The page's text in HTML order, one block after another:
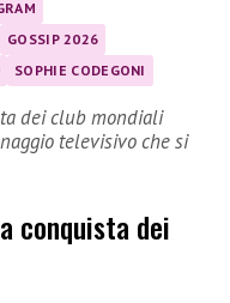
GOSSIP 2026
SOPHIE CODEGONI
dei club mondiali
televisivo che si
conquista dei